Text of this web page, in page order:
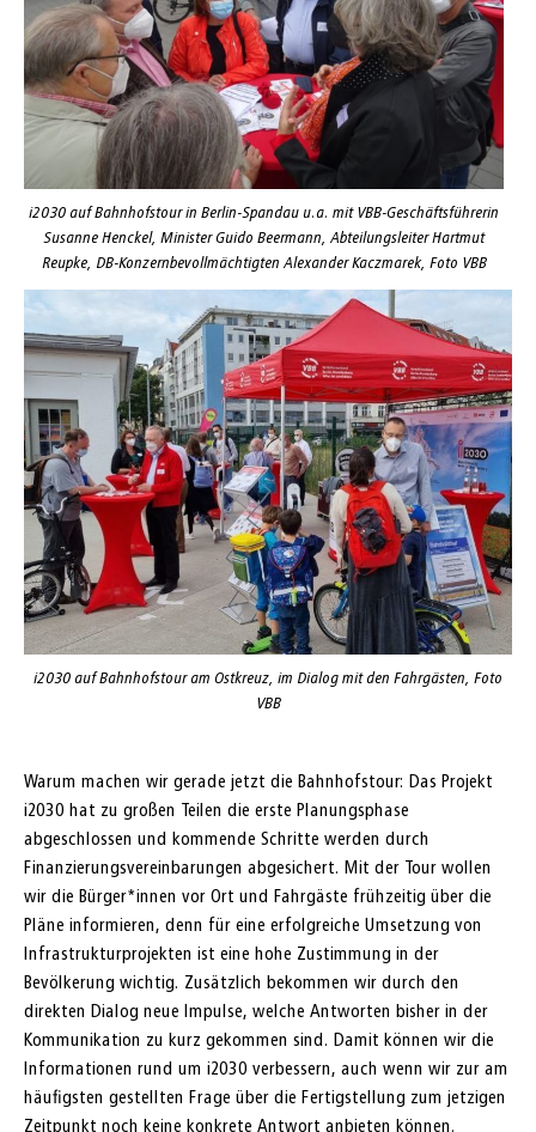
i2030 auf Bahnhofstour in Berlin-Spandau u.a. mit VBB-Geschäftsführerin
Susanne Henckel, Minister Guido Beermann, Abteilungsleiter Hartmut
Reupke, DB-Konzernbevollmächtigten Alexander Kaczmarek, Foto VBB
i2030 auf Bahnhofstour am Ostkreuz, im Dialog mit den Fahrgästen, Foto
VBB
Warum machen wir gerade jetzt die Bahnhofstour: Das Projekt
i2030 hat zu großen Teilen die erste Planungsphase
abgeschlossen und kommende Schritte werden durch
Finanzierungsvereinbarungen abgesichert. Mit der Tour wollen
wir die Bürger*innen vor Ort und Fahrgäste frühzeitig über die
Pläne informieren, denn für eine erfolgreiche Umsetzung von
Infrastrukturprojekten ist eine hohe Zustimmung in der
Bevölkerung wichtig. Zusätzlich bekommen wir durch den
direkten Dialog neue Impulse, welche Antworten bisher in der
Kommunikation zu kurz gekommen sind. Damit können wir die
Informationen rund um i2030 verbessern, auch wenn wir zur am
häufigsten gestellten Frage über die Fertigstellung zum jetzigen
Zeitpunkt noch keine konkrete Antwort anbieten können.